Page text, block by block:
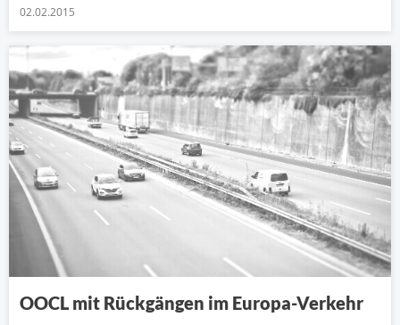
02.02.2015
OOCL mit Rückgängen im Europa-Verkehr